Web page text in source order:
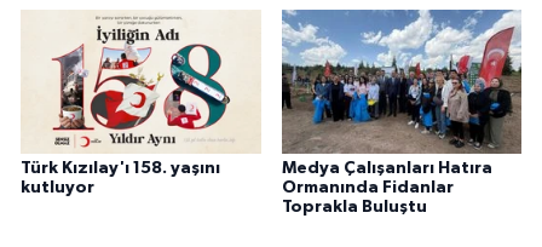
Türk Kızılay'ı 158. yaşını
kutluyor
Medya Çalışanları Hatıra
Ormanında Fidanlar
Toprakla Buluştu